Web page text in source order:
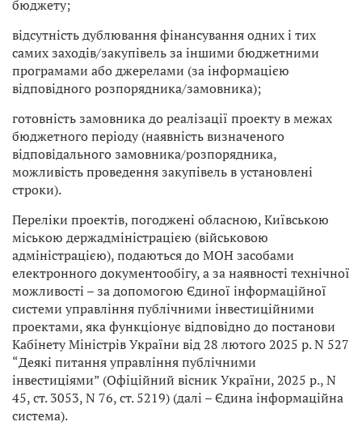
бюджету;
відсутність дублювання фінансування одних і тих
самих заходів/закупівель за іншими бюджетними
програмами або джерелами (за інформацією
відповідного розпорядника/замовника);
готовність замовника до реалізації проекту в межах
бюджетного періоду (наявність визначеного
відповідального замовника/розпорядника,
можливість проведення закупівель в установлені
строки).
Переліки проектів, погоджені обласною, Київською
міською держадміністрацією (військовою
адміністрацією), подаються до МОН засобами
електронного документообігу, а за наявності технічної
можливості – за допомогою Єдиної інформаційної
системи управління публічними інвестиційними
проектами, яка функціонує відповідно до постанови
Кабінету Міністрів України від 28 лютого 2025 р. N 527
“Деякі питання управління публічними
інвестиціями” (Офіційний вісник України, 2025 р., N
45, ст. 3053, N 76, ст. 5219) (далі – Єдина інформаційна
система).